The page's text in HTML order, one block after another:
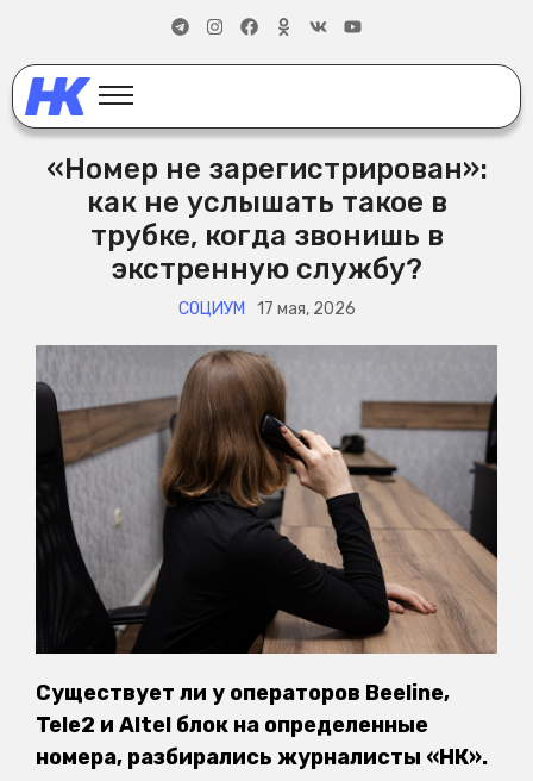
«Номер не зарегистрирован»:
как не услышать такое в
трубке, когда звонишь в
экстренную службу?
СОЦИУМ 17 мая, 2026
Существует ли у операторов Beeline,
Tele2 и Altel блок на определенные
номера, разбирались журналисты «НК».